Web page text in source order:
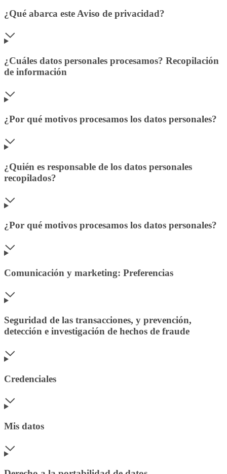
¿Qué abarca este Aviso de privacidad?
¿Cuáles datos personales procesamos? Recopilación
de información
¿Por qué motivos procesamos los datos personales?
¿Quién es responsable de los datos personales
recopilados?
¿Por qué motivos procesamos los datos personales?
Comunicación y marketing: Preferencias
Seguridad de las transacciones, y prevención,
detección e investigación de hechos de fraude
Credenciales
Mis datos